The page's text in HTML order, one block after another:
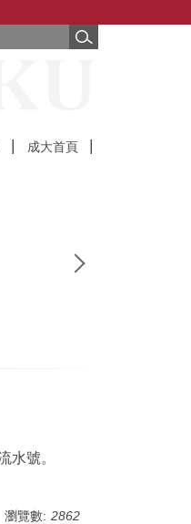
成大首頁
水號。
瀏覽數: 2862